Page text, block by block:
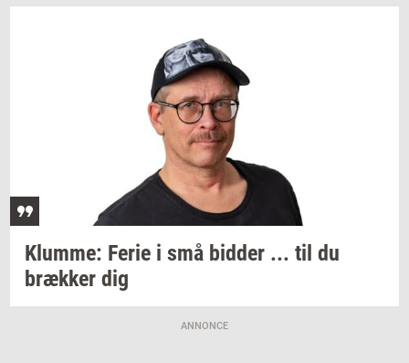
Klum­me: Ferie i små bid­der ... til du
bræk­ker dig
ANNONCE